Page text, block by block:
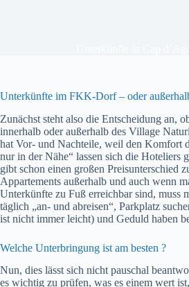
Unterkünfte im FKK-Dorf – oder
Zunächst steht also die Entscheidung an,
innerhalb oder außerhalb des Village
hat Vor- und Nachteile, weil den Komfort
nur in der Nähe“ lassen sich die Hoteliers
gibt schon einen großen Preisunterschied
Appartements außerhalb und auch wenn
Unterkünfte zu Fuß erreichbar sind, muss
täglich „an- und abreisen“, Parkplatz
ist nicht immer leicht) und Geduld haben
Welche Unterbringung ist am besten ?
Nun, dies lässt sich nicht pauschal
es wichtig zu prüfen, was es einem wert